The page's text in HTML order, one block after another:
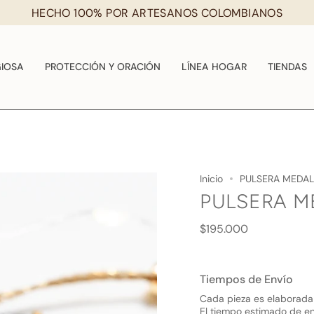
HECHO 100% POR ARTESANOS COLOMBIANOS
PROTECCIÓN Y ORACIÓN LÍNEA HOGAR TIENDAS
Inicio PULSERA
PULSERA
Precio
$195.000
Tiempos de Envío
Cada pieza es
El tiempo estimado de